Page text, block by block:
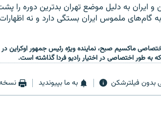
و ایران به دلیل موضع تهران بدترین دوره را
گام‌های ملموس ایران بستگی دارد و نه
ماکسیم صبح، نماینده ویژه رئیس جمهور اوکراین در
به طور اختصاصی در اختیار رادیو فردا گذاشته است.
بدون فیلترشکن به ما بپیوندید